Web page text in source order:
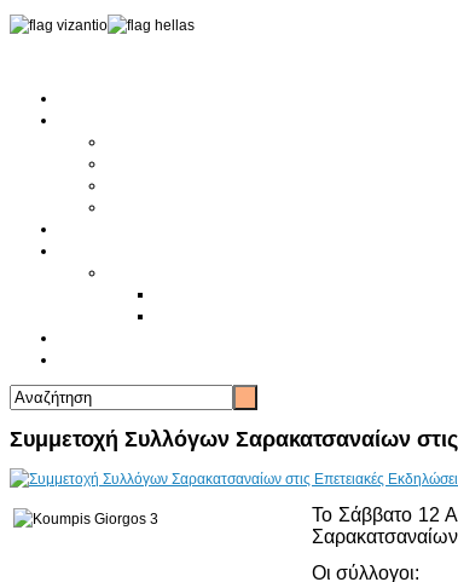
Συμμετοχή Συλλόγων Σαρακατσαναίων
Το Σάββατο 12
Οι σύλλογοι: